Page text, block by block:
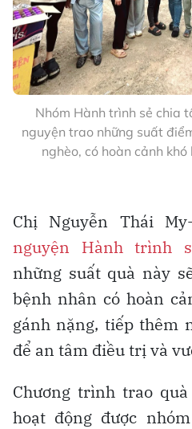
Nhóm Hành trình sẻ chia
nguyện trao những suất
nghèo, có hoàn cảnh khó
Chị Nguyễn Thái
nguyện Hành trình
những suất quà này
bệnh nhân có hoàn
gánh nặng, tiếp thêm
để an tâm điều trị và
Chương trình trao
hoạt động được